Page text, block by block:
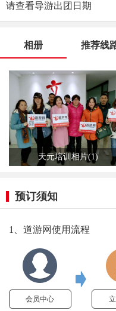
请查看导游出团日期
相册 推荐线
天元培训相片(1)
预订须知
1、道游网使用流程
会员中心